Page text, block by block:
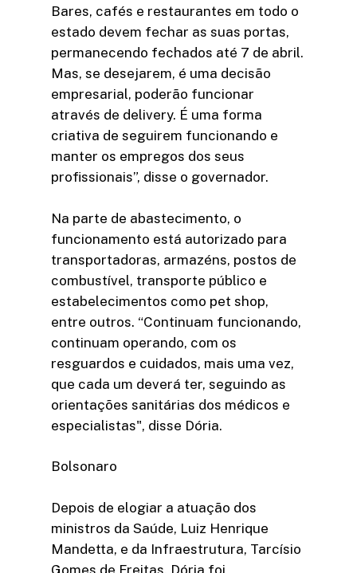
Bares, cafés e restaurantes em todo o
estado devem fechar as suas portas,
permanecendo fechados até 7 de abril.
Mas, se desejarem, é uma decisão
empresarial, poderão funcionar
através de delivery. É uma forma
criativa de seguirem funcionando e
manter os empregos dos seus
profissionais”, disse o governador.
Na parte de abastecimento, o
funcionamento está autorizado para
transportadoras, armazéns, postos de
combustível, transporte público e
estabelecimentos como pet shop,
entre outros. “Continuam funcionando,
continuam operando, com os
resguardos e cuidados, mais uma vez,
que cada um deverá ter, seguindo as
orientações sanitárias dos médicos e
especialistas", disse Dória.
Bolsonaro
Depois de elogiar a atuação dos
ministros da Saúde, Luiz Henrique
Mandetta, e da Infraestrutura, Tarcísio
Gomes de Freitas, Dória foi